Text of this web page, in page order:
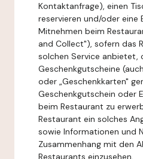
Kontaktanfrage), einen
reservieren und/oder eine
Mitnehmen beim
and Collect"), sofern das
solchen Service anbietet,
Geschenkgutscheine
oder „Geschenkkarten"
Geschenkgutschein oder
beim Restaurant zu
Restaurant ein solches
sowie Informationen und
Zusammenhang mit den
Restaurants einzusehen.